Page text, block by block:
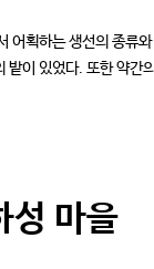
어획하는 생선의 종
이 있었다. 또한 약간
성 마을